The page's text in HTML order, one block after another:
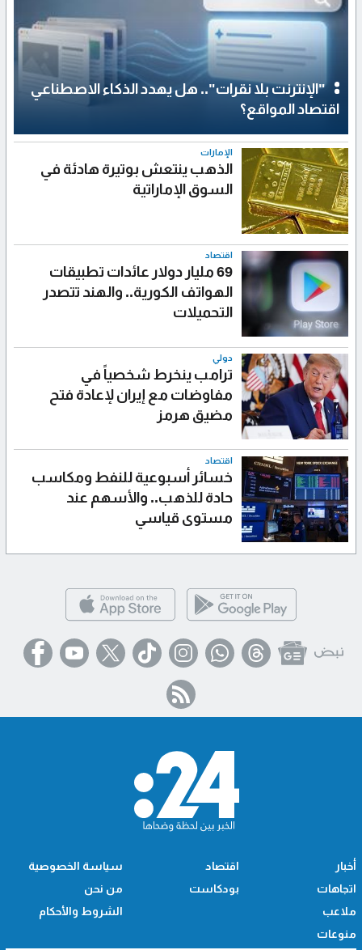
"الإنترنت بلا نقرات".. هل يهدد الذكاء الاصطناعي
اقتصاد المواقع؟
الإمارات
الذهب ينتعش بوتيرة هادئة في
السوق الإماراتية
اقتصاد
69 مليار دولار عائدات تطبيقات
الهواتف الكورية.. والهند تتصدر
التحميلات
دولي
ترامب ينخرط شخصياً في
مفاوضات مع إيران لإعادة فتح
مضيق هرمز
اقتصاد
خسائر أسبوعية للنفط ومكاسب
حادة للذهب.. والأسهم عند
مستوى قياسي
أخبار
اتجاهات
ملاعب
منوعات
اقتصاد
بودكاست
سياسة الخصوصية
من نحن
الشروط والأحكام